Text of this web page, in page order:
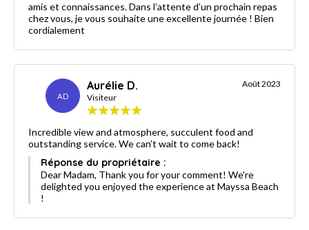
amis et connaissances. Dans l’attente d’un prochain repas
chez vous, je vous souhaite une excellente journée ! Bien
cordialement
AD
Aurélie D.
Visiteur
Août 2023
Incredible view and atmosphere, succulent food and
outstanding service. We can’t wait to come back!
Réponse du propriétaire :
Dear Madam, Thank you for your comment! We're
delighted you enjoyed the experience at Mayssa Beach
!